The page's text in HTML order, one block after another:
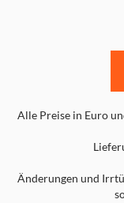
Alle Preise in Euro
Änderungen und